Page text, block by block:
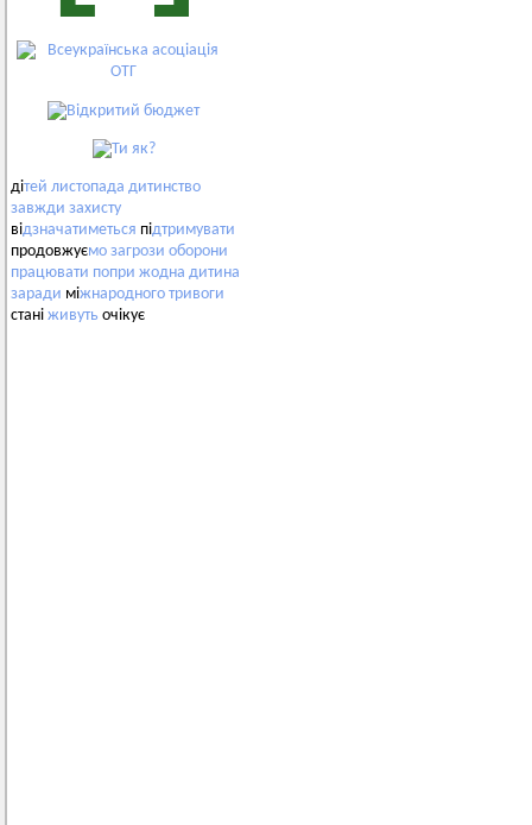
дітей листопада дитинство
завжди захисту
відзначатиметься підтримувати
продовжуємо загрози оборони
працювати попри жодна дитина
заради міжнародного тривоги
стані живуть очікує